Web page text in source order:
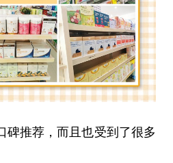
碑推荐，而且也受到了很多